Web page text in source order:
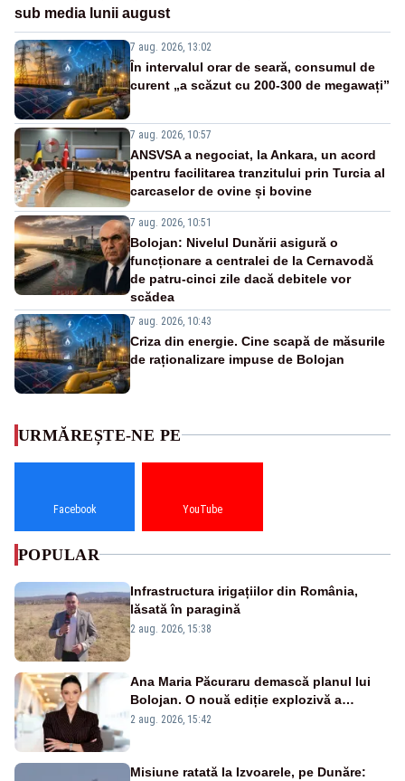
sub media lunii august
7 aug. 2026, 13:02
În intervalul orar de seară, consumul de
curent „a scăzut cu 200-300 de megawați”
7 aug. 2026, 10:57
ANSVSA a negociat, la Ankara, un acord
pentru facilitarea tranzitului prin Turcia al
carcaselor de ovine și bovine
7 aug. 2026, 10:51
Bolojan: Nivelul Dunării asigură o
funcționare a centralei de la Cernavodă
de patru-cinci zile dacă debitele vor
scădea
7 aug. 2026, 10:43
Criza din energie. Cine scapă de măsurile
de raționalizare impuse de Bolojan
URMĂREȘTE-NE PE
Facebook YouTube
POPULAR
Infrastructura irigațiilor din România,
lăsată în paragină
2 aug. 2026, 15:38
Ana Maria Păcuraru demască planul lui
Bolojan. O nouă ediție explozivă a
emisiunii „Miza Zilei” la Realitatea PLUS
2 aug. 2026, 15:42
Misiune ratată la Izvoarele, pe Dunăre: